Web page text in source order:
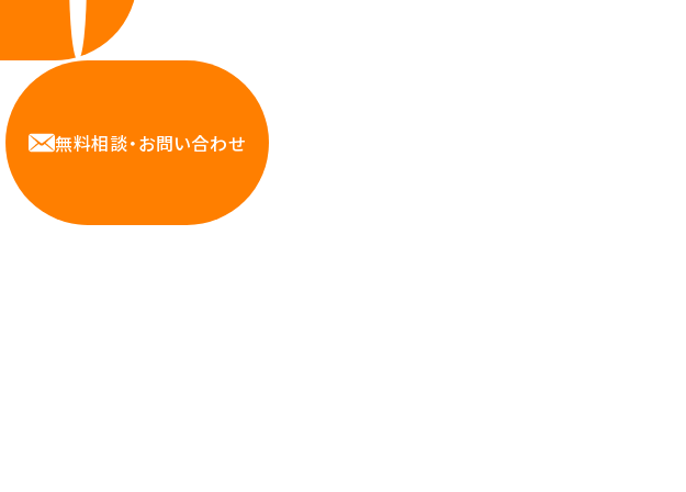
無料相談・お問い合わせ